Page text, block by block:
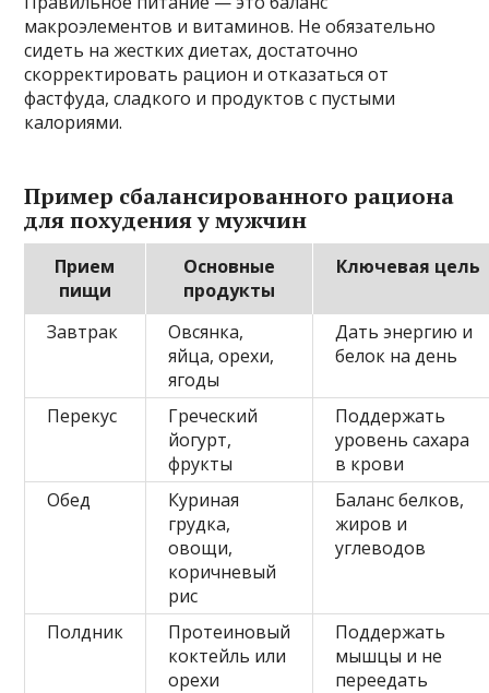
макроэлементов и витаминов. Не обязательно
сидеть на жестких диетах, достаточно
скорректировать рацион и отказаться от
фастфуда, сладкого и продуктов с пустыми
калориями.
Пример сбалансированного рациона
для похудения у мужчин
Прием
пищи
Основные
продукты
Ключевая цель
Завтрак
Овсянка,
яйца, орехи,
ягоды
Дать энергию и
белок на день
Перекус
Греческий
йогурт,
фрукты
Поддержать
уровень сахара
в крови
Обед
Куриная
грудка,
овощи,
коричневый
рис
Баланс белков,
жиров и
углеводов
Полдник
Протеиновый
коктейль или
орехи
Поддержать
мышцы и не
переедать